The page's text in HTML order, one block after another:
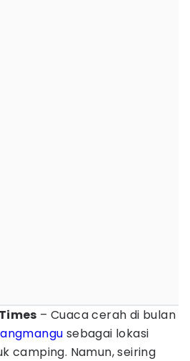
– Cuaca cerah di bulan
sebagai lokasi
camping. Namun, seiring